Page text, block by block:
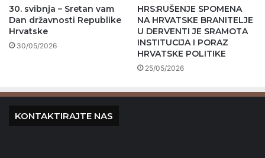
30. svibnja – Sretan vam
Dan državnosti Republike
Hrvatske
30/05/2026
HRS:RUŠENJE SPOMENA
NA HRVATSKE BRANITELJE
U DERVENTI JE SRAMOTA
INSTITUCIJA I PORAZ
HRVATSKE POLITIKE
25/05/2026
KONTAKTIRAJTE NAS